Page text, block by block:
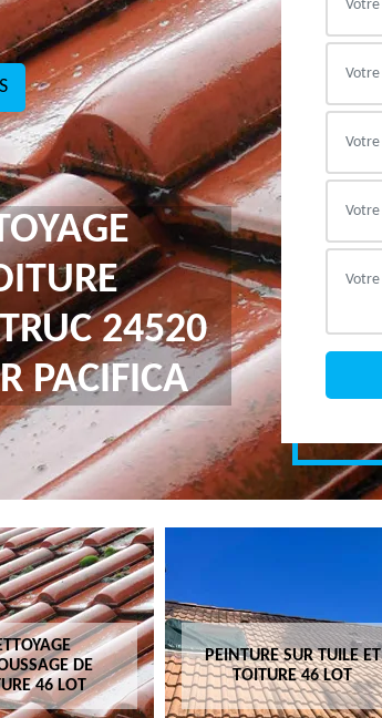
24520
PACIFICA
DE
46 LOT
PEINTURE SUR TUILE ET
TOITURE 46 LOT